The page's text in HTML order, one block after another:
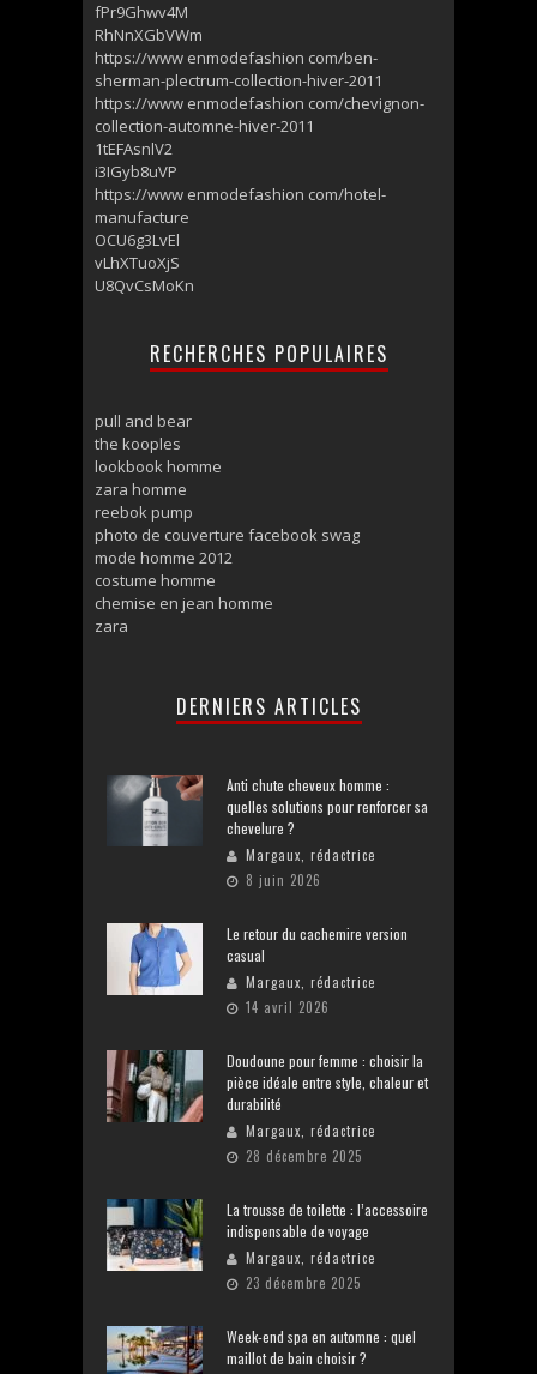
fPr9Ghwv4M
RhNnXGbVWm
https://www enmodefashion com/ben-
sherman-plectrum-collection-hiver-2011
https://www enmodefashion com/chevignon-
collection-automne-hiver-2011
1tEFAsnlV2
i3IGyb8uVP
https://www enmodefashion com/hotel-
manufacture
OCU6g3LvEl
vLhXTuoXjS
U8QvCsMoKn
RECHERCHES POPULAIRES
pull and bear
the kooples
lookbook homme
zara homme
reebok pump
photo de couverture facebook swag
mode homme 2012
costume homme
chemise en jean homme
zara
DERNIERS ARTICLES
Anti chute cheveux homme :
quelles solutions pour renforcer sa
chevelure ?
Margaux, rédactrice
8 juin 2026
Le retour du cachemire version
casual
Margaux, rédactrice
14 avril 2026
Doudoune pour femme : choisir la
pièce idéale entre style, chaleur et
durabilité
Margaux, rédactrice
28 décembre 2025
La trousse de toilette : l’accessoire
indispensable de voyage
Margaux, rédactrice
23 décembre 2025
Week-end spa en automne : quel
maillot de bain choisir ?